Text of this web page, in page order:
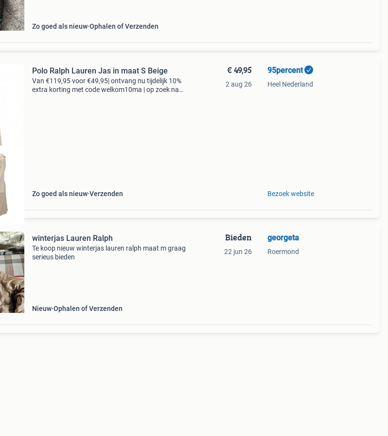
Zo goed als nieuw Ophalen of Verzenden
Polo Ralph Lauren Jas in maat S Beige
Van €119,95 voor €49,95| ontvang nu tijdelijk 10%
extra korting met code welkom10ma | op zoek naar
Zo goed als nieuw Verzenden
€ 49,95
2 aug 26
95percent
Heel Nederland
Bezoek website
winterjas Lauren Ralph
Te koop nieuw winterjas lauren ralph maat m graag
serieus bieden
Nieuw Ophalen of Verzenden
Bieden
22 jun 26
georgeta
Roermond